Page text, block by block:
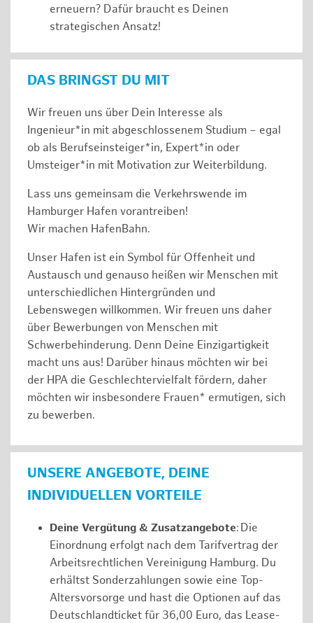
erneuern? Dafür braucht es Deinen
strategischen Ansatz!
DAS BRINGST DU MIT
Wir freuen uns über Dein Interesse als
Ingenieur*in mit abgeschlossenem Studium – egal
ob als Berufseinsteiger*in, Expert*in oder
Umsteiger*in mit Motivation zur Weiterbildung.
Lass uns gemeinsam die Verkehrswende im
Hamburger Hafen vorantreiben!
Wir machen HafenBahn.
Unser Hafen ist ein Symbol für Offenheit und
Austausch und genauso heißen wir Menschen mit
unterschiedlichen Hintergründen und
Lebenswegen willkommen. Wir freuen uns daher
über Bewerbungen von Menschen mit
Schwerbehinderung. Denn Deine Einzigartigkeit
macht uns aus! Darüber hinaus möchten wir bei
der HPA die Geschlechtervielfalt fördern, daher
möchten wir insbesondere Frauen* ermutigen, sich
zu bewerben.
UNSERE ANGEBOTE, DEINE
INDIVIDUELLEN VORTEILE
Deine Vergütung & Zusatzangebote: Die
Einordnung erfolgt nach dem Tarifvertrag der
Arbeitsrechtlichen Vereinigung Hamburg. Du
erhältst Sonderzahlungen sowie eine Top-
Altersvorsorge und hast die Optionen auf das
Deutschlandticket für 36,00 Euro, das Lease-